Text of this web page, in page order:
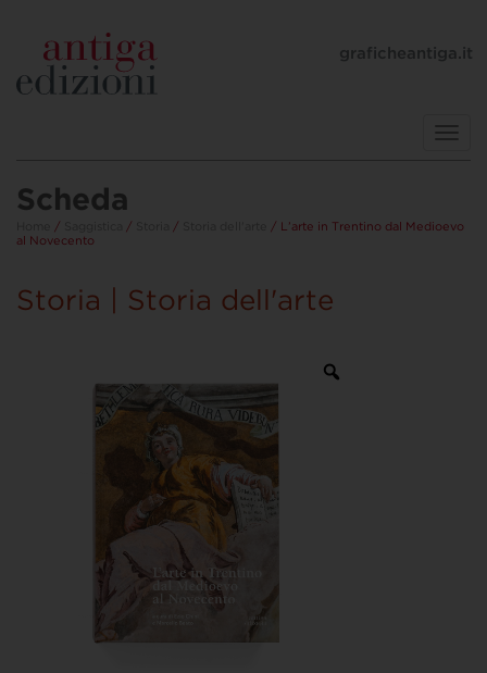
graficheantiga.it
Scheda
/ / /
/ L’arte in Trentino dal Medioevo
al Novecento
Storia | Storia dell'arte